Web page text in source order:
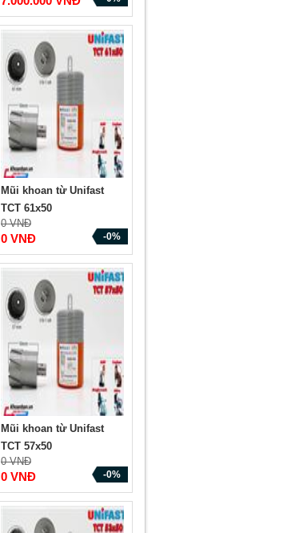
Mũi khoan từ Unifast
TCT 61x50
0 VNĐ
0 VNĐ -0%
Mũi khoan từ Unifast
TCT 57x50
0 VNĐ
0 VNĐ -0%